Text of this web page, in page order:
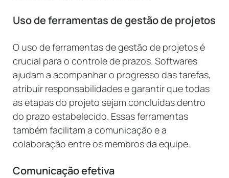
Uso de ferramentas de gestão de projetos
O uso de ferramentas de gestão de projetos é
crucial para o controle de prazos. Softwares
ajudam a acompanhar o progresso das tarefas,
atribuir responsabilidades e garantir que todas
as etapas do projeto sejam concluídas dentro
do prazo estabelecido. Essas ferramentas
também facilitam a comunicação e a
colaboração entre os membros da equipe.
Comunicação efetiva